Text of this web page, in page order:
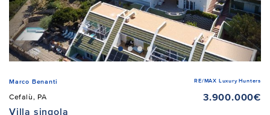
Marco Benanti RE/MAX Luxury Hunters
Cefalù, PA
3.900.000€
Villa singola